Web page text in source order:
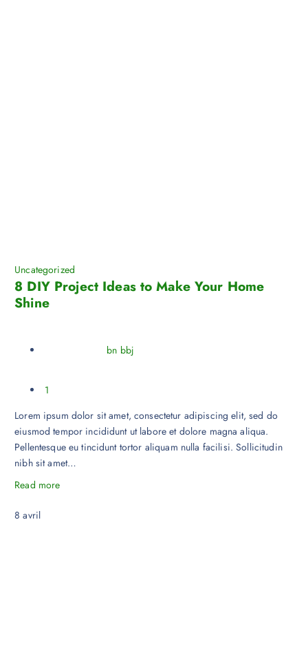
Uncategorized
8 DIY Project Ideas to Make Your Home
Shine
bn bbj
1
Lorem ipsum dolor sit amet, consectetur adipiscing elit, sed do
eiusmod tempor incididunt ut labore et dolore magna aliqua.
Pellentesque eu tincidunt tortor aliquam nulla facilisi. Sollicitudin
nibh sit amet…
Read more
8 avril